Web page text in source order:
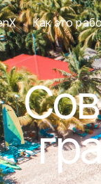
Как это